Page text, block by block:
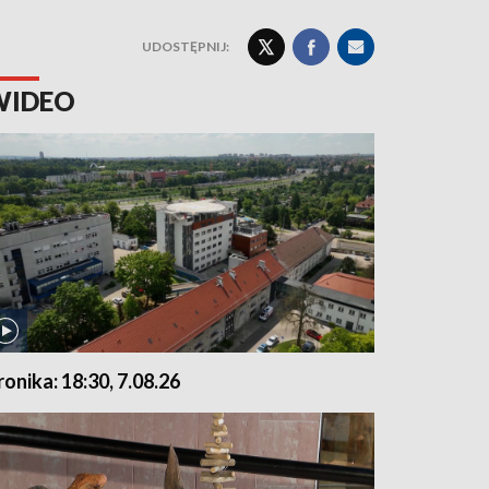
UDOSTĘPNIJ:
18:30, 7.08.26